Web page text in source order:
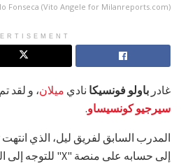
Fonseca (Vito Angele for Milanreports.com)
غادر باولو فونسيكا نادي ميلان، و لقد
سيرجيو كونسيساو.
المدرب السابق لفريق ليل، الذي
إلى حسابه على منصة "X" للتوجه إلى الجماهير ببعض الكلمات.